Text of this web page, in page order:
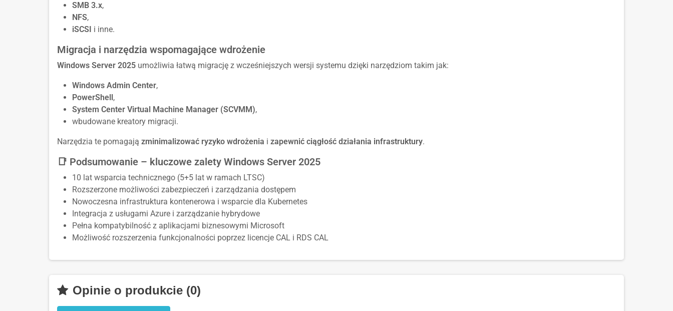
SMB 3.x,
NFS,
iSCSI i inne.
Migracja i narzędzia wspomagające wdrożenie
Windows Server 2025 umożliwia łatwą migrację z wcześniejszych wersji systemu dzięki narzędziom takim jak:
Windows Admin Center,
PowerShell ,
System Center Virtual Machine Manager (SCVMM),
wbudowane kreatory migracji.
Narzędzia te pomagają zminimalizować ryzyko wdrożenia i zapewnić ciągłość działania infrastruktury.
📑 Podsumowanie – kluczowe zalety Windows Server 2025
10 lat wsparcia technicznego (5+5 lat w ramach LTSC)
Rozszerzone możliwości zabezpieczeń i zarządzania dostępem
Nowoczesna infrastruktura kontenerowa i wsparcie dla Kubernetes
Integracja z usługami Azure i zarządzanie hybrydowe
Pełna kompatybilność z aplikacjami biznesowymi Microsoft
Możliwość rozszerzenia funkcjonalności poprzez licencje CAL i RDS CAL
Opinie o produkcie (0)